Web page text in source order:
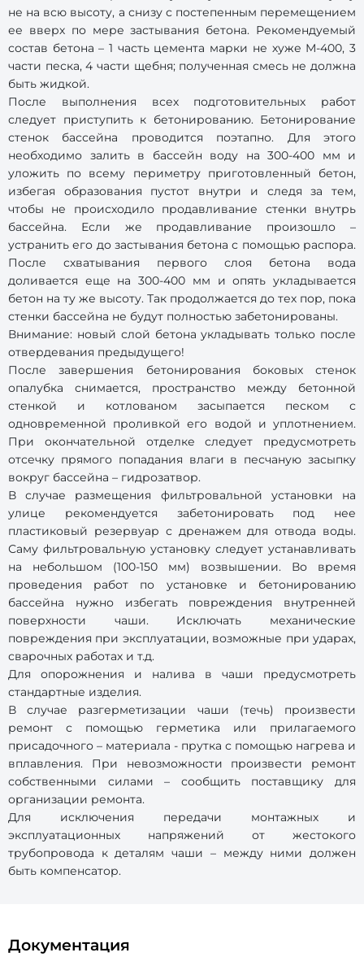
не на всю высоту, а снизу с постепенным перемещением
ее вверх по мере застывания бетона. Рекомендуемый
состав бетона – 1 часть цемента марки не хуже М-400, 3
части песка, 4 части щебня; полученная смесь не должна
быть жидкой.
После выполнения всех подготовительных работ
следует приступить к бетонированию. Бетонирование
стенок бассейна проводится поэтапно. Для этого
необходимо залить в бассейн воду на 300-400 мм и
уложить по всему периметру приготовленный бетон,
избегая образования пустот внутри и следя за тем,
чтобы не происходило продавливание стенки внутрь
бассейна. Если же продавливание произошло –
устранить его до застывания бетона с помощью распора.
После схватывания первого слоя бетона вода
доливается еще на 300-400 мм и опять укладывается
бетон на ту же высоту. Так продолжается до тех пор, пока
стенки бассейна не будут полностью забетонированы.
Внимание: новый слой бетона укладывать только после
отвердевания предыдущего!
После завершения бетонирования боковых стенок
опалубка снимается, пространство между бетонной
стенкой и котлованом засыпается песком с
одновременной проливкой его водой и уплотнением.
При окончательной отделке следует предусмотреть
отсечку прямого попадания влаги в песчаную засыпку
вокруг бассейна – гидрозатвор.
В случае размещения фильтровальной установки на
улице рекомендуется забетонировать под нее
пластиковый резервуар с дренажем для отвода воды.
Саму фильтровальную установку следует устанавливать
на небольшом (100-150 мм) возвышении. Во время
проведения работ по установке и бетонированию
бассейна нужно избегать повреждения внутренней
поверхности чаши. Исключать механические
повреждения при эксплуатации, возможные при ударах,
сварочных работах и т.д.
Для опорожнения и налива в чаши предусмотреть
стандартные изделия.
В случае разгерметизации чаши (течь) произвести
ремонт с помощью герметика или прилагаемого
присадочного – материала - прутка с помощью нагрева и
вплавления. При невозможности произвести ремонт
собственными силами – сообщить поставщику для
организации ремонта.
Для исключения передачи монтажных и
эксплуатационных напряжений от жестокого
трубопровода к деталям чаши – между ними должен
быть компенсатор.
Документация